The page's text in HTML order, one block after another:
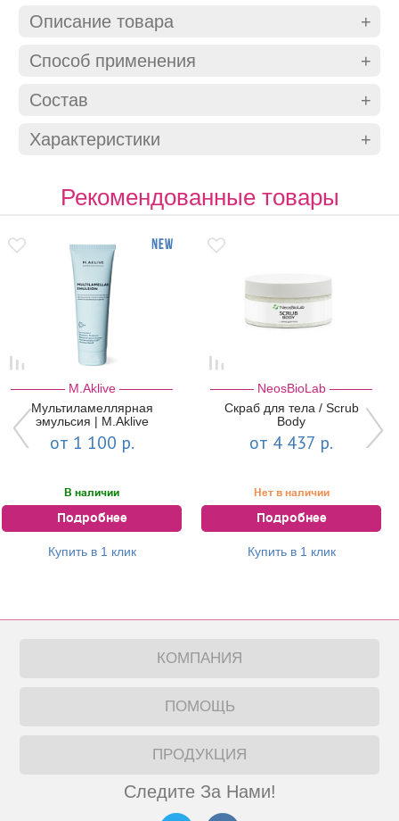
Описание товара
Способ применения
Состав
Характеристики
Рекомендованные товары
M.Aklive
Мультиламеллярная
эмульсия | M.Aklive
от 1 100 р.
В наличии
Подробнее
Купить в 1 клик
NeosBioLab
Cкраб для тела / Scrub
Body
от 4 437 р.
Нет в наличии
Подробнее
Купить в 1 клик
КОМПАНИЯ
ПОМОЩЬ
ПРОДУКЦИЯ
Следите За Нами!